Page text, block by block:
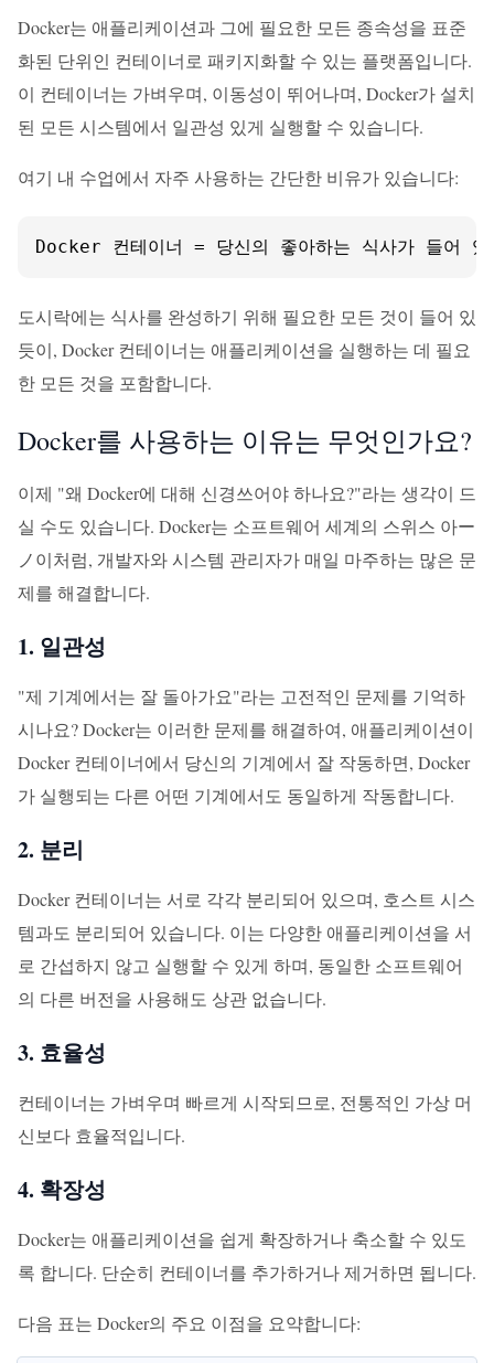
Docker는 애플리케이션과 그에 필요한 모든 종속성을 표준
화된 단위인 컨테이너로 패키지화할 수 있는 플랫폼입니다.
이 컨테이너는 가벼우며, 이동성이 뛰어나며, Docker가 설치
된 모든 시스템에서 일관성 있게 실행할 수 있습니다.
여기 내 수업에서 자주 사용하는 간단한 비유가 있습니다:
Docker 컨테이너 = 당신의 좋아하는 식사가 들어 있
도시락에는 식사를 완성하기 위해 필요한 모든 것이 들어 있
듯이, Docker 컨테이너는 애플리케이션을 실행하는 데 필요
한 모든 것을 포함합니다.
Docker를 사용하는 이유는 무엇인가요?
이제 "왜 Docker에 대해 신경쓰어야 하나요?"라는 생각이 드
실 수도 있습니다. Docker는 소프트웨어 세계의 스위스 아ー
ノ이처럼, 개발자와 시스템 관리자가 매일 마주하는 많은 문
제를 해결합니다.
1. 일관성
"제 기계에서는 잘 돌아가요"라는 고전적인 문제를 기억하
시나요? Docker는 이러한 문제를 해결하여, 애플리케이션이
Docker 컨테이너에서 당신의 기계에서 잘 작동하면, Docker
가 실행되는 다른 어떤 기계에서도 동일하게 작동합니다.
2. 분리
Docker 컨테이너는 서로 각각 분리되어 있으며, 호스트 시스
템과도 분리되어 있습니다. 이는 다양한 애플리케이션을 서
로 간섭하지 않고 실행할 수 있게 하며, 동일한 소프트웨어
의 다른 버전을 사용해도 상관 없습니다.
3. 효율성
컨테이너는 가벼우며 빠르게 시작되므로, 전통적인 가상 머
신보다 효율적입니다.
4. 확장성
Docker는 애플리케이션을 쉽게 확장하거나 축소할 수 있도
록 합니다. 단순히 컨테이너를 추가하거나 제거하면 됩니다.
다음 표는 Docker의 주요 이점을 요약합니다: